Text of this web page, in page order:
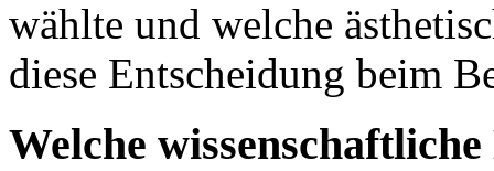
wählte und welche
diese Entscheidung beim
Welche